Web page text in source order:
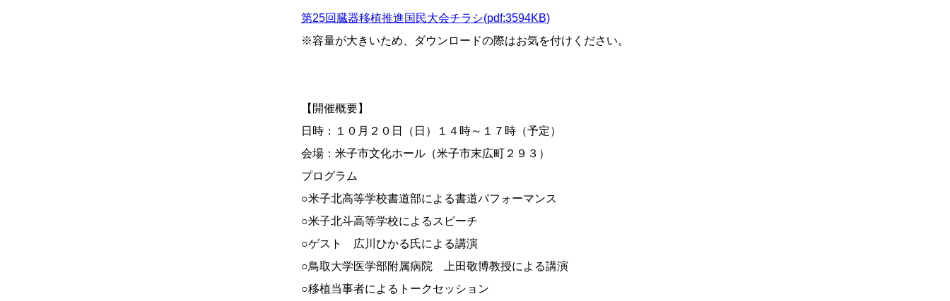
第25回臓器移植推進国民大会チラシ(pdf:3594KB)
※容量が大きいため、ダウンロードの際はお気を付けください。
【開催概要】
日時：１０月２０日（日）１４時～１７時（予定）
会場：米子市文化ホール（米子市末広町２９３）
プログラム
○米子北高等学校書道部による書道パフォーマンス
○米子北斗高等学校によるスピーチ
○ゲスト 広川ひかる氏による講演
○鳥取大学医学部附属病院 上田敬博教授による講演
○移植当事者によるトークセッション